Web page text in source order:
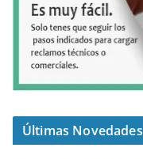
Últimas Novedades